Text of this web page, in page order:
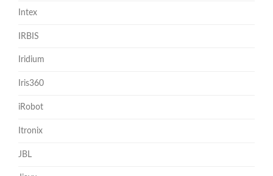
Intex
IRBIS
Iridium
Iris360
iRobot
Itronix
JBL